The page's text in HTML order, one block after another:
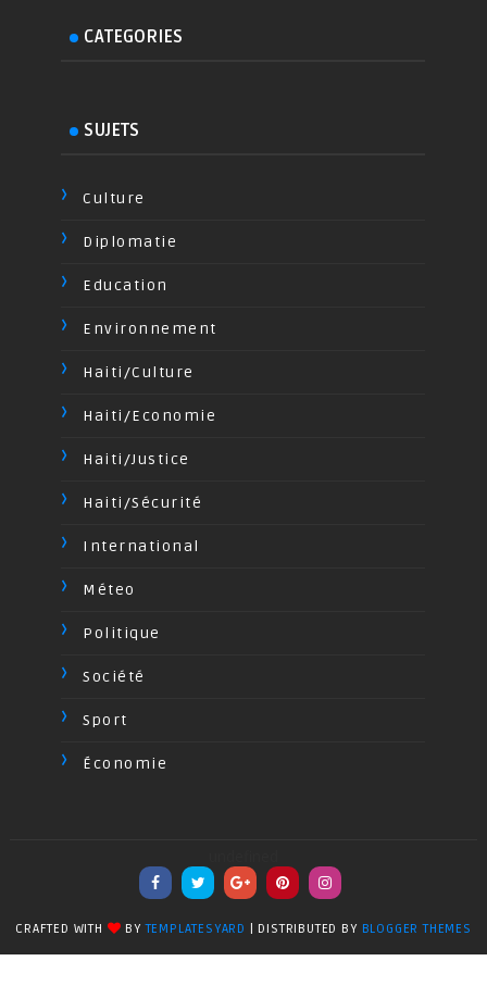
CATEGORIES
SUJETS
Culture
Diplomatie
Education
Environnement
Haiti/Culture
Haiti/Economie
Haiti/Justice
Haiti/Sécurité
International
Méteo
Politique
Société
Sport
Économie
CRAFTED WITH BYTEMPLATESYARD | DISTRIBUTED BY BLOGGER THEMES